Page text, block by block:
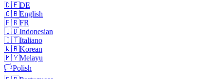
🇩🇪DE
🇬🇧English
🇫🇷FR
🇮🇩Indonesian
🇮🇹Italiano
🇰🇷Korean
🇲🇾Melayu
🏳️Polish